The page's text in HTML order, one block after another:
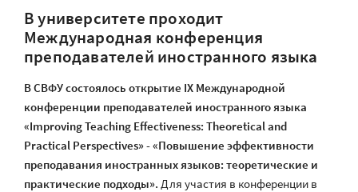
В университете проходит
Международная конференция
преподавателей иностранного языка
В СВФУ состоялось открытие IX Международной
конференции преподавателей иностранного языка
«Improving Teaching Effectiveness: Theoretical and
Practical Perspectives» - «Повышение эффективности
преподавания иностранных языков: теоретические и
практические подходы». Для участия в конференции в